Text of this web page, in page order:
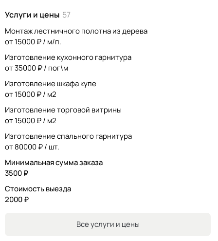
Услуги и цены 57
Монтаж лестничного полотна из дерева
от 15000 ₽ / м/п.
Изготовление кухонного гарнитура
от 35000 ₽ / пог\м
Изготовление шкафа купе
от 15000 ₽ / м2
Изготовление торговой витрины
от 15000 ₽ / м2
Изготовление спального гарнитура
от 80000 ₽ / шт.
Минимальная сумма заказа
3500 ₽
Стоимость выезда
2000 ₽
Все услуги и цены